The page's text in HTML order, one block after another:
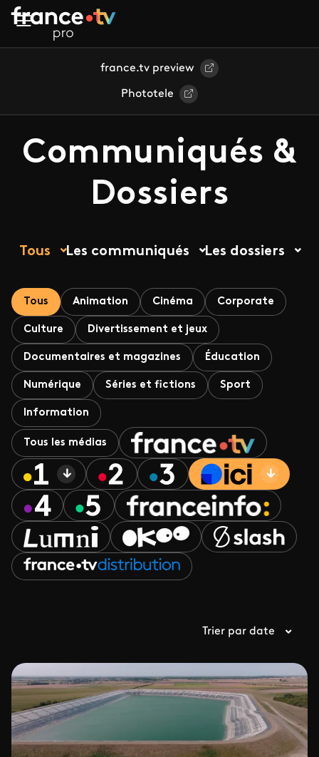
Aller au contenu principal
france.tv preview
Phototele
Communiqués &
Dossiers
Tous Les communiqués Les dossiers
Tous Animation Cinéma Corporate
Culture Divertissement et jeux
Documentaires et magazines Éducation
Numérique Séries et fictions Sport
Information
Tous les médias
Trier par date